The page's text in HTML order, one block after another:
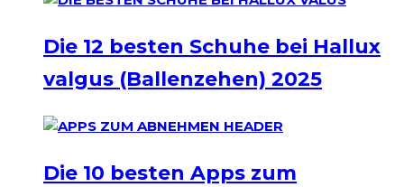
Die 12 besten Schuhe bei Hallux
valgus (Ballenzehen) 2025
Die 10 besten Apps zum